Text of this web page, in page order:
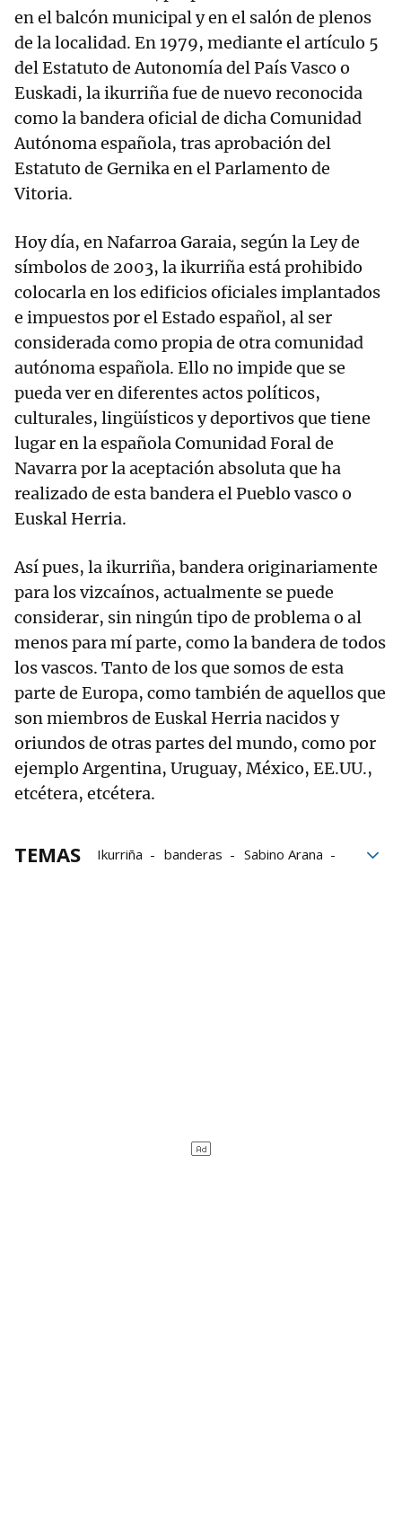
en el balcón municipal y en el salón de plenos
de la localidad. En 1979, mediante el artículo 5
del Estatuto de Autonomía del País Vasco o
Euskadi, la ikurriña fue de nuevo reconocida
como la bandera oficial de dicha Comunidad
Autónoma española, tras aprobación del
Estatuto de Gernika en el Parlamento de
Vitoria.
Hoy día, en Nafarroa Garaia, según la Ley de
símbolos de 2003, la ikurriña está prohibido
colocarla en los edificios oficiales implantados
e impuestos por el Estado español, al ser
considerada como propia de otra comunidad
autónoma española. Ello no impide que se
pueda ver en diferentes actos políticos,
culturales, lingüísticos y deportivos que tiene
lugar en la española Comunidad Foral de
Navarra por la aceptación absoluta que ha
realizado de esta bandera el Pueblo vasco o
Euskal Herria.
Así pues, la ikurriña, bandera originariamente
para los vizcaínos, actualmente se puede
considerar, sin ningún tipo de problema o al
menos para mí parte, como la bandera de todos
los vascos. Tanto de los que somos de esta
parte de Europa, como también de aquellos que
son miembros de Euskal Herria nacidos y
oriundos de otras partes del mundo, como por
ejemplo Argentina, Uruguay, México, EE.UU.,
etcétera, etcétera.
TEMAS Ikurriña banderas
Sabino Arana